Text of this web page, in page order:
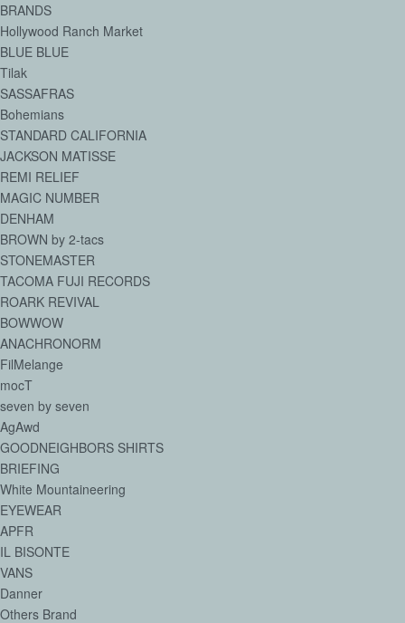
BRANDS
Hollywood Ranch Market
BLUE BLUE
Tilak
SASSAFRAS
Bohemians
STANDARD CALIFORNIA
JACKSON MATISSE
REMI RELIEF
MAGIC NUMBER
DENHAM
BROWN by 2-tacs
STONEMASTER
TACOMA FUJI RECORDS
ROARK REVIVAL
BOWWOW
ANACHRONORM
FilMelange
mocT
seven by seven
AgAwd
GOODNEIGHBORS SHIRTS
BRIEFING
White Mountaineering
EYEWEAR
APFR
IL BISONTE
VANS
Danner
Others Brand